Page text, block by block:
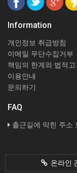
Information
개인정보 취급방침
이메일 무단수집거부
책임의 한계와 법적고
이용안내
문의하기
FAQ
출근길에 막힌 주소
온라인